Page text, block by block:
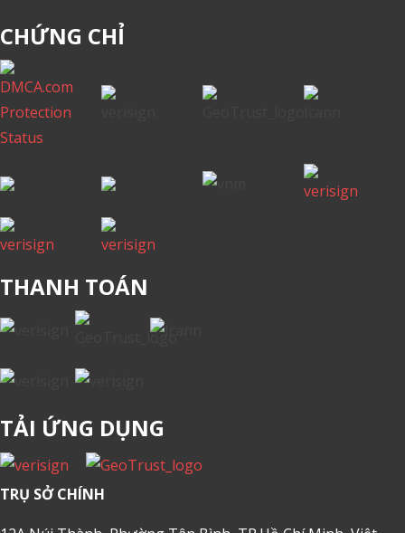
CHỨNG CHỈ
THANH TOÁN
TẢI ỨNG DỤNG
TRỤ SỞ CHÍNH